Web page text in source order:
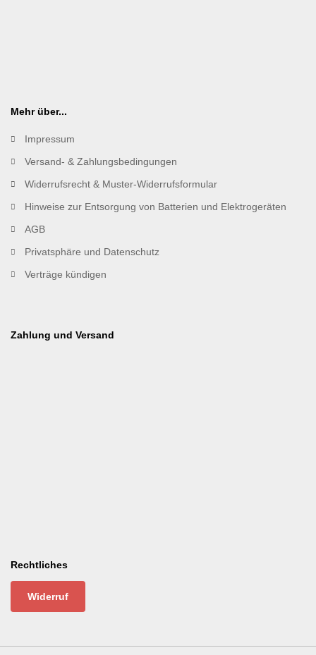
Mehr über...
Impressum
Versand- & Zahlungsbedingungen
Widerrufsrecht & Muster-Widerrufsformular
Hinweise zur Entsorgung von Batterien und Elektrogeräten
AGB
Privatsphäre und Datenschutz
Verträge kündigen
Zahlung und Versand
Rechtliches
Widerruf